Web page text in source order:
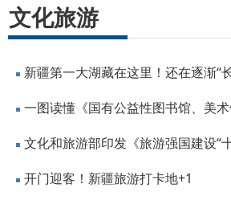
文化旅游
开门迎客！新疆旅游打卡地+1